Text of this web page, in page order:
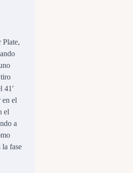
Plate,
41′
en el
el
a
la fase